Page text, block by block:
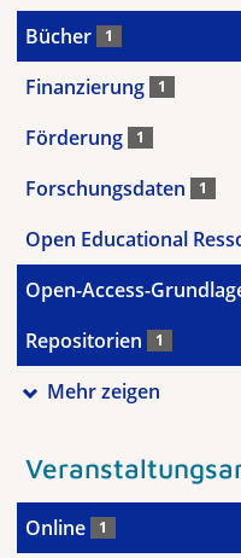
Bücher 1
Finanzierung 1
Förderung 1
Forschungsdaten 1
Open Educational
Open-Access-
Repositorien 1
Mehr zeigen
Online 1